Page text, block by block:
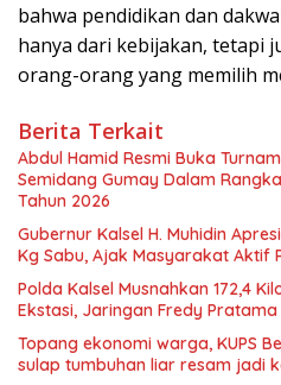
bahwa pendidikan dan
hanya dari kebijakan, tetapi
orang-orang yang memilih
Berita Terkait
Abdul Hamid Resmi Buka
Semidang Gumay Dalam
Tahun 2026
Gubernur Kalsel H. Muhidin
Kg Sabu, Ajak Masyarakat Aktif
Polda Kalsel Musnahkan 172,4
Ekstasi, Jaringan Fredy
Topang ekonomi warga, KUPS
sulap tumbuhan liar resam jadi